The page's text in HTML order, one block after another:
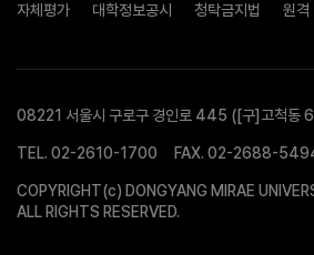
자체평가
대학정보공시 청탁금지법 원격
08221 서울시 구로구 경인로 445 ([구]고척동
TEL. 02-2610-1700 FAX. 02-2688-
COPYRIGHT(c) DONGYANG MIRAE
ALL RIGHTS RESERVED.